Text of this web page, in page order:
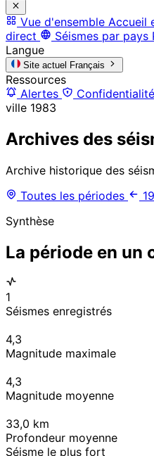
Vue d'ensemble Accueil
direct
Séismes par pays
Langue
Site actuel Français
Ressources
Alertes
Confidentialité
ville 1983
Archives des
Archive historique des
Toutes les périodes
Synthèse
La période en un
1
Séismes enregistrés
4,3
Magnitude maximale
4,3
Magnitude moyenne
33,0 km
Profondeur moyenne
Séisme le plus fort